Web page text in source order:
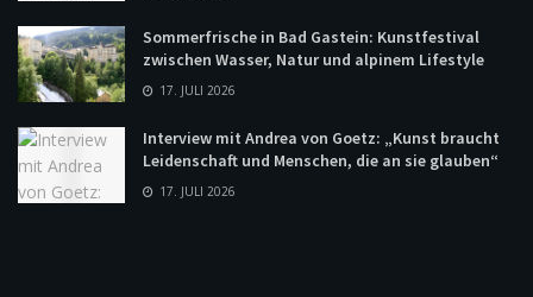
Sommerfrische in Bad Gastein: Kunstfestival
zwischen Wasser, Natur und alpinem Lifestyle
17. JULI 2026
Interview mit Andrea von Goetz: „Kunst braucht
Leidenschaft und Menschen, die an sie glauben“
17. JULI 2026